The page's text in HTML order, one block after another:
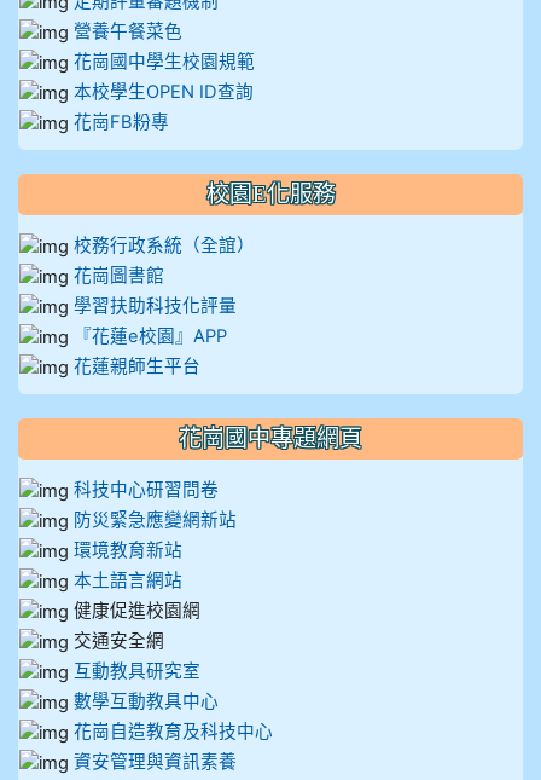
營養午餐菜色
花崗國中學生校園規範
本校學生OPEN ID查詢
花崗FB粉專
校園E化服務
校務行政系統（全誼）
花崗圖書館
學習扶助科技化評量
『花蓮e校園』APP
花蓮親師生平台
花崗國中專題網頁
科技中心研習問卷
防災緊急應變網新站
環境教育新站
本土語言網站
健康促進校園網
交通安全網
互動教具研究室
數學互動教具中心
花崗自造教育及科技中心
資安管理與資訊素養